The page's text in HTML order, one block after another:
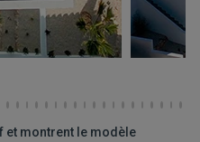
et montrent le modèle